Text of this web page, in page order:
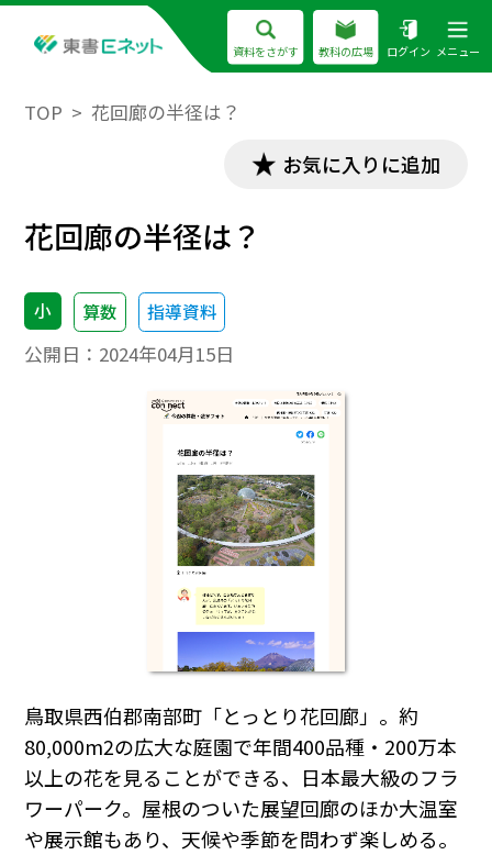
資料をさがす 教科の広場 ログイン メニュー
TOP 花回廊の半径は？
お気に入りに追加
花回廊の半径は？
小 算数 指導資料
公開日： 2024年04月15日
鳥取県西伯郡南部町「とっとり花回廊」。約
80,000m2の広大な庭園で年間400品種・200万本
以上の花を見ることができる、日本最大級のフラ
ワーパーク。屋根のついた展望回廊のほか大温室
や展示館もあり、天候や季節を問わず楽しめる。